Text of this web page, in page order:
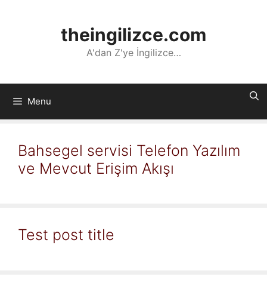
theingilizce.com
A'dan Z'ye İngilizce…
Menu
Bahsegel servisi Telefon Yazılım
ve Mevcut Erişim Akışı
Test post title